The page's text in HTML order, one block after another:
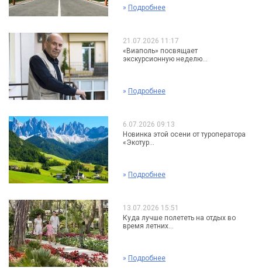
» Подробнее
21.07.2026 11:17
«Виаполь» посвящает
экскурсионную неделю...
» Подробнее
6.07.2026 09:13
Новинка этой осени от туроператора
«Экотур...
» Подробнее
13.07.2026 15:51
Куда лучше полететь на отдых во
время летних...
» Подробнее